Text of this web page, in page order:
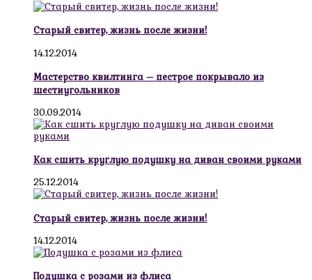
Старый свитер, жизнь после жизни!
14.12.2014
Мастерство квилтинга – пестрое покрывало из
шестиугольников
30.09.2014
Как сшить круглую подушку на диван своими руками
25.12.2014
Старый свитер, жизнь после жизни!
14.12.2014
Подушка с розами из флиса